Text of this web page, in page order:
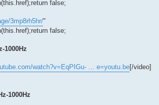
false;
3mp8rh5hr/"
false;
1000Hz
watch?v=EqPIGu- ... e=youtu.be[/video]
1000Hz